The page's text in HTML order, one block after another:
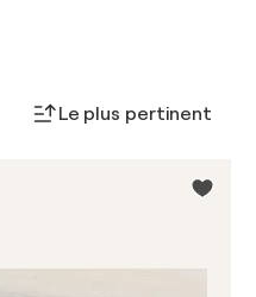
Le plus pertinent